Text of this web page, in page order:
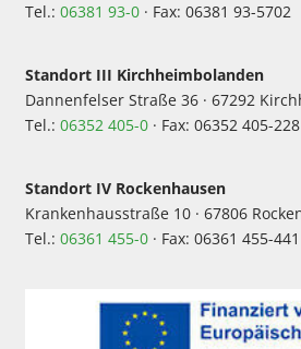
Tel.: 06381 93-0 · Fax: 06381 93-5702
Standort III Kirchheimbolanden
Dannenfelser Straße 36 · 67292
Tel.: 06352 405-0 · Fax: 06352 405-228
Standort IV Rockenhausen
Krankenhausstraße 10 · 67806
Tel.: 06361 455-0 · Fax: 06361 455-441